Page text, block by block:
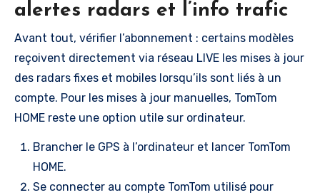
alertes radars et l’info trafic
Avant tout, vérifier l’abonnement : certains modèles
reçoivent directement via réseau LIVE les mises à jour
des radars fixes et mobiles lorsqu’ils sont liés à un
compte. Pour les mises à jour manuelles, TomTom
HOME reste une option utile sur ordinateur.
Brancher le GPS à l’ordinateur et lancer TomTom
HOME.
Se connecter au compte TomTom utilisé pour